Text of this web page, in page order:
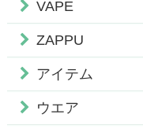
VAPE
ZAPPU
アイテム
ウエア